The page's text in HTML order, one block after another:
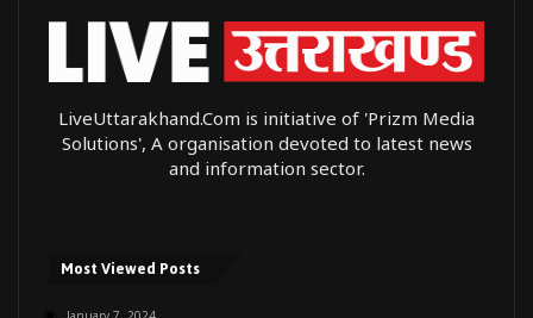
LiveUttarakhand.Com is initiative of 'Prizm Media
Solutions', A organisation devoted to latest news
and information sector.
Most Viewed Posts